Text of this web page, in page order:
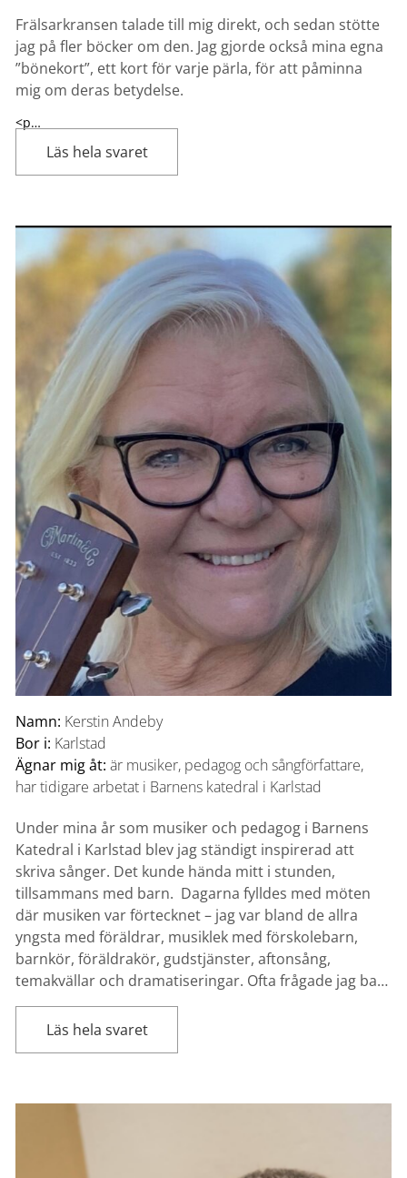
Frälsarkransen talade till mig direkt, och sedan stötte
jag på fler böcker om den. Jag gjorde också mina egna
”bönekort”, ett kort för varje pärla, för att påminna
mig om deras betydelse.
<p…
Läs hela svaret
Namn: Kerstin Andeby
Bor i: Karlstad
Ägnar mig åt:är musiker, pedagog och sångförfattare,
har tidigare arbetat i Barnens katedral i Karlstad
Under mina år som musiker och pedagog i Barnens
Katedral i Karlstad blev jag ständigt inspirerad att
skriva sånger. Det kunde hända mitt i stunden,
tillsammans med barn. Dagarna fylldes med möten
där musiken var förtecknet – jag var bland de allra
yngsta med föräldrar, musiklek med förskolebarn,
barnkör, föräldrakör, gudstjänster, aftonsång,
temakvällar och dramatiseringar. Ofta frågade jag ba…
Läs hela svaret